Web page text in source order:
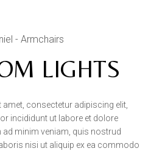
Armchairs
LIGHTS
amet, consectetur adipiscing elit,
incididunt ut labore et dolore
ad minim veniam, quis nostrud
nisi ut aliquip ex ea commodo